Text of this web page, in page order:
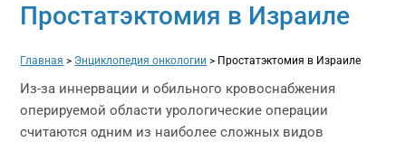
Простатэктомия в Израиле
Главная > Энциклопедия онкологии > Простатэктомия в Израиле
Из-за иннервации и обильного кровоснабжения
оперируемой области урологические операции
считаются одним из наиболее сложных видов